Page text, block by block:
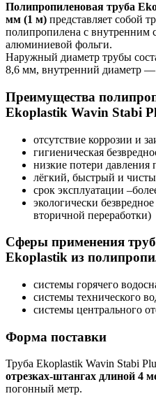
Полипропиленовая труба
мм (1 м) представляет собой
полипропилена с внутренним
алюминиевой фольги.
Наружный диаметр трубы
8,6 мм, внутренний диаметр
Преимущества
Ekoplastik Wavin Stabi
отсутствие коррозии и
гигиеническая
низкие потери давления
лёгкий, быстрый и
срок эксплуатации
экологически
вторичной переработки)
Сферы применения
Ekoplastik из
системы горячего
системы технического
системы центрального
Форма поставки
Труба Ekoplastik Wavin Stabi
отрезках-штангах длиной 4
погонный метр.